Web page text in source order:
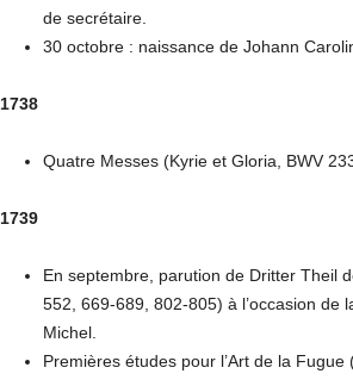
de secrétaire.
30 octobre : naissance de Johann
1738
Quatre Messes (Kyrie et Gloria, BWV
1739
En septembre, parution de Dritter Theil
552, 669-689, 802-805) à l’occasion de
Michel.
Premières études pour l’Art de la Fugue